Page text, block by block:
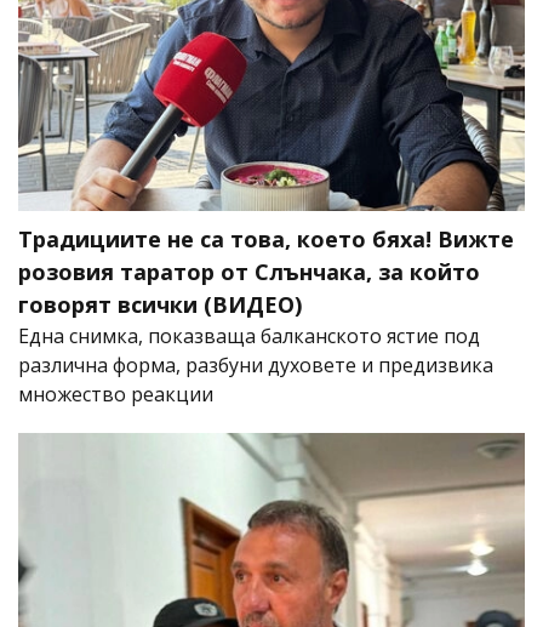
Традициите не са това, което бяха! Вижте
розовия таратор от Слънчака, за който
говорят всички (ВИДЕО)
Една снимка, показваща балканското ястие под
различна форма, разбуни духовете и предизвика
множество реакции